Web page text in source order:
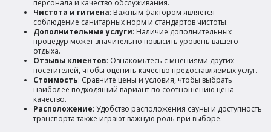
персонала и качество обслуживания.
Чистота и гигиена: Важным фактором является
соблюдение санитарных норм и стандартов чистоты.
Дополнительные услуги: Наличие дополнительных
процедур может значительно повысить уровень вашего
отдыха.
Отзывы клиентов: Ознакомьтесь с мнениями других
посетителей, чтобы оценить качество предоставляемых услуг.
Стоимость: Сравните цены и условия, чтобы выбрать
наиболее подходящий вариант по соотношению цена-
качество.
Расположение: Удобство расположения сауны и доступность
транспорта также играют важную роль при выборе.